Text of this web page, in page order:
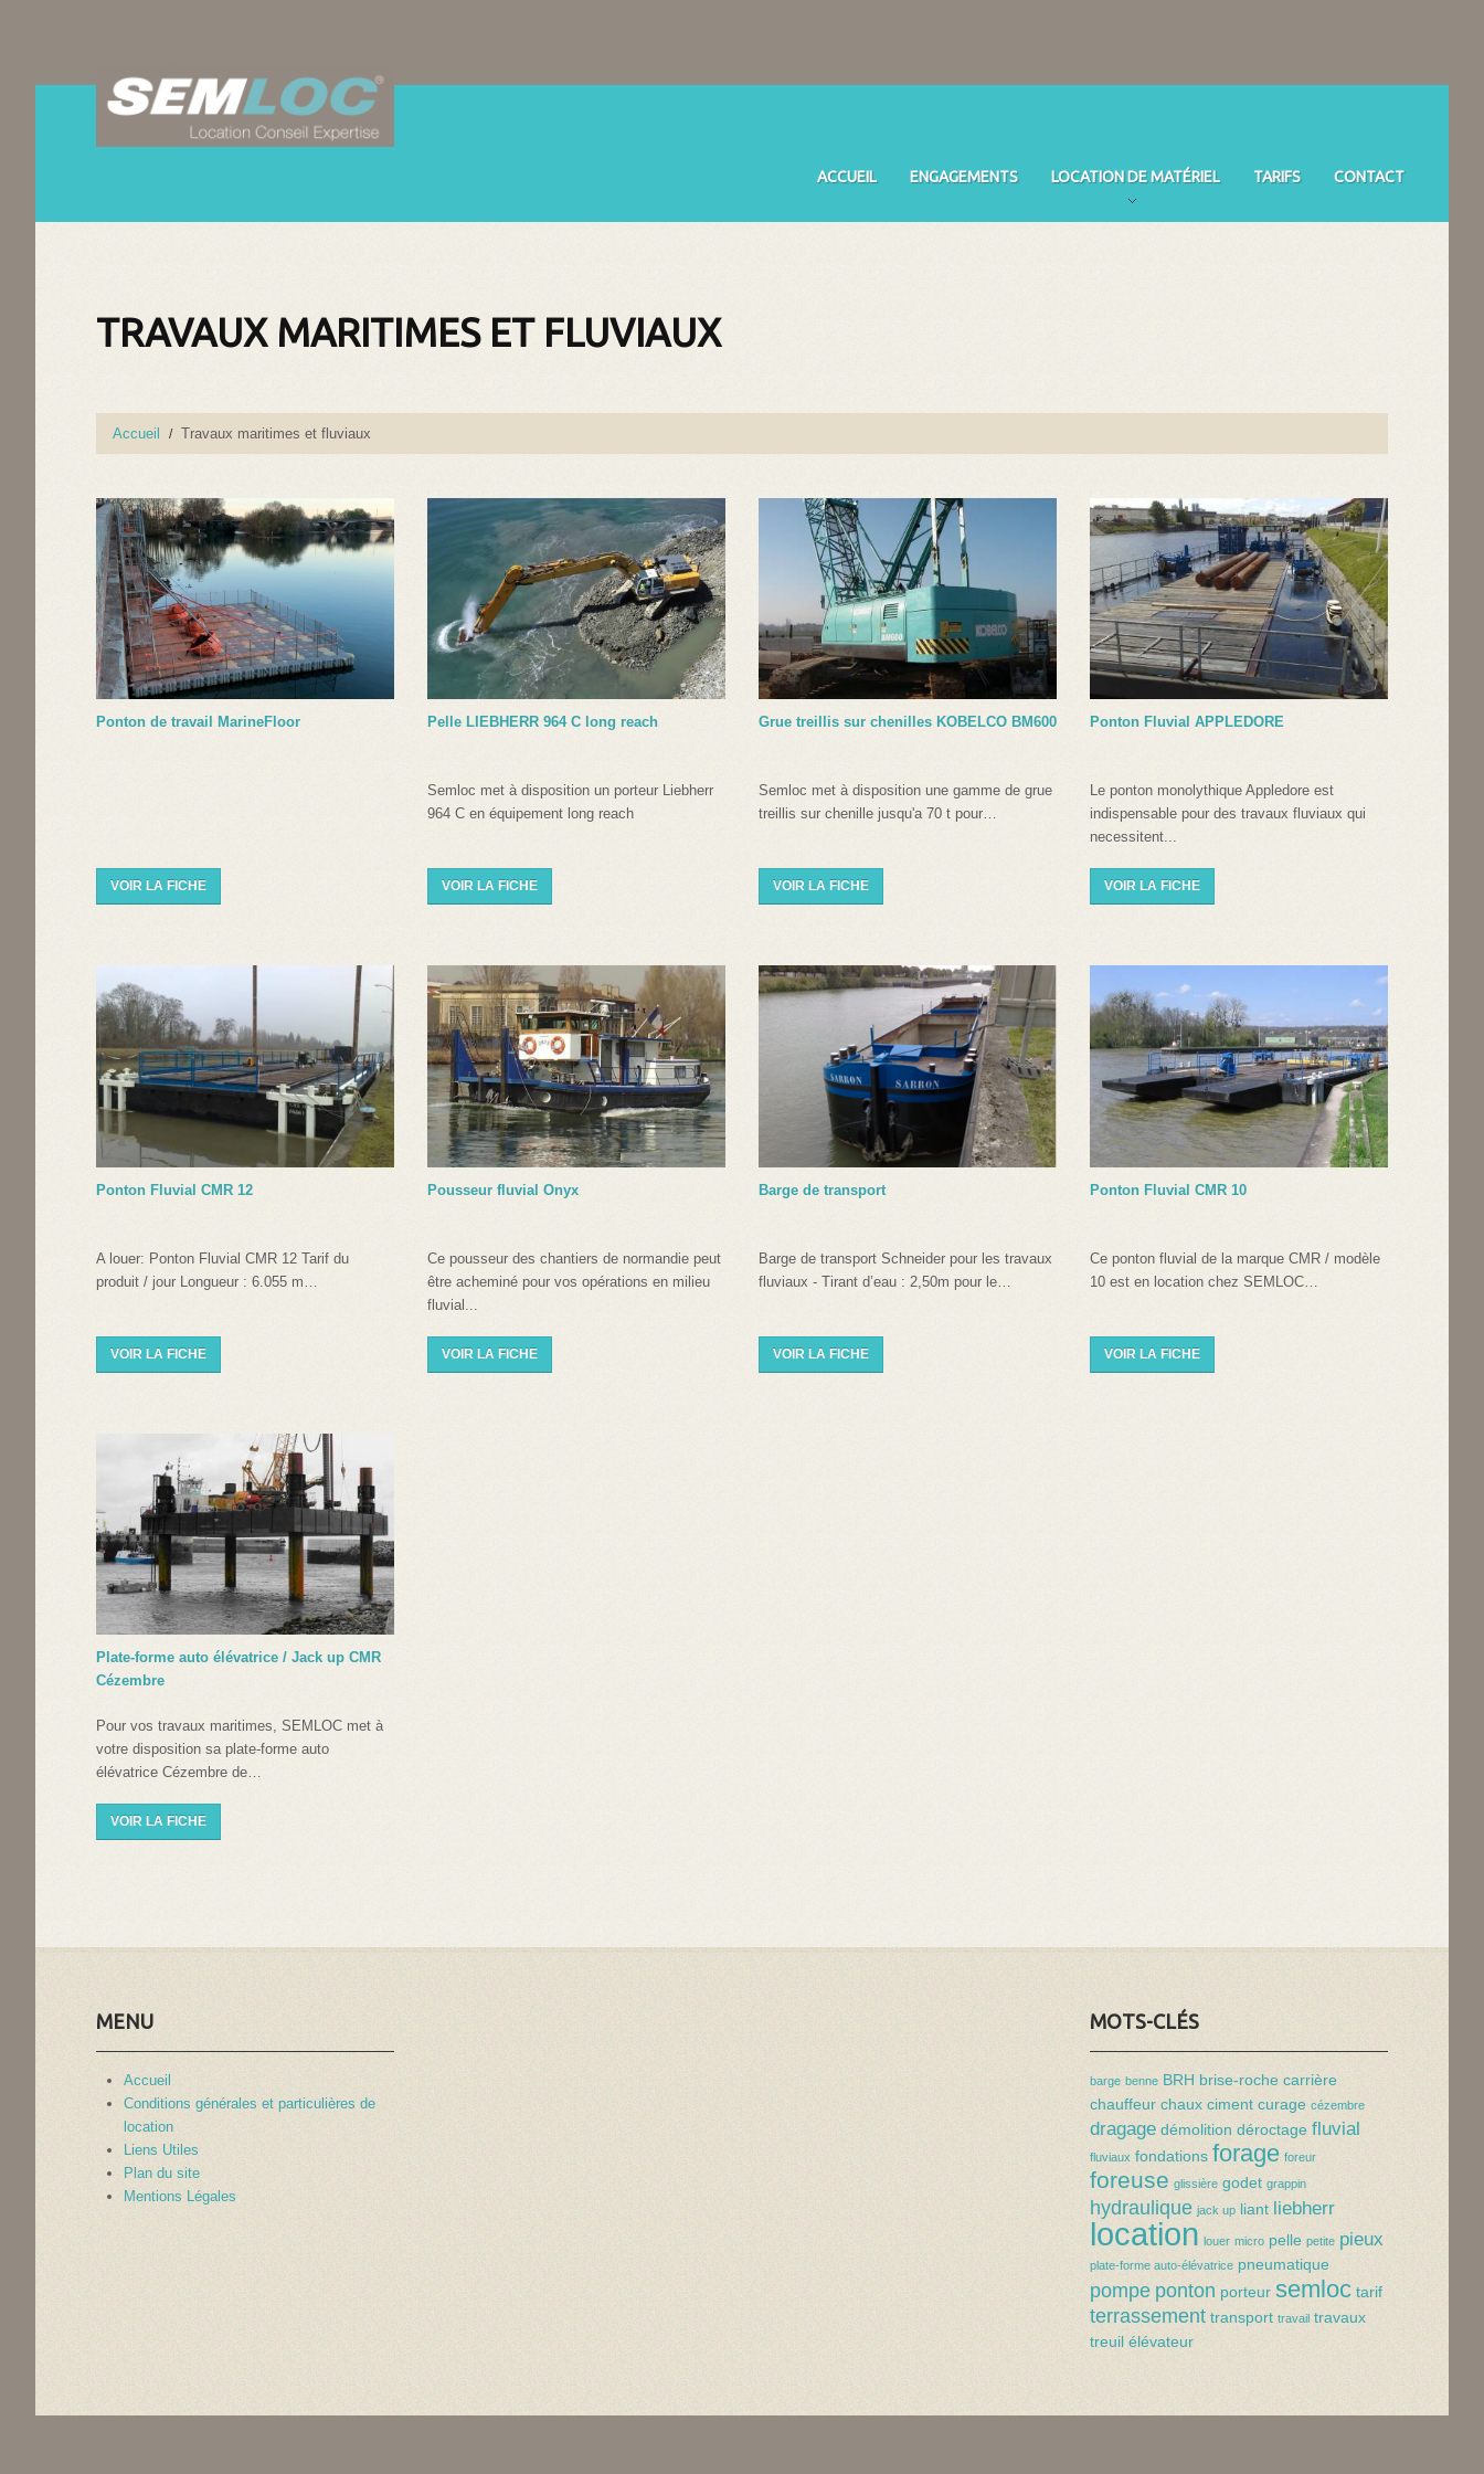
ACCUEIL ENGAGEMENTS LOCATION DE MATÉRIEL TARIFS CONTACT
TRAVAUX MARITIMES ET FLUVIAUX
Accueil Travaux maritimes et fluviaux
Ponton de travail MarineFloor
VOIR LA FICHE
Pelle LIEBHERR 964 C long reach
Semloc met à disposition un porteur Liebherr
964 C en équipement long reach
VOIR LA FICHE
Grue treillis sur chenilles KOBELCO BM600
Semloc met à disposition une gamme de grue
treillis sur chenille jusqu'a 70 t pour…
VOIR LA FICHE
Ponton Fluvial APPLEDORE
Le ponton monolythique Appledore est
indispensable pour des travaux fluviaux qui
necessitent...
VOIR LA FICHE
Ponton Fluvial CMR 12
A louer: Ponton Fluvial CMR 12 Tarif du
produit / jour Longueur : 6.055 m…
VOIR LA FICHE
Pousseur fluvial Onyx
Ce pousseur des chantiers de normandie peut
être acheminé pour vos opérations en milieu
fluvial...
VOIR LA FICHE
Barge de transport
Barge de transport Schneider pour les travaux
fluviaux - Tirant d’eau : 2,50m pour le…
VOIR LA FICHE
Ponton Fluvial CMR 10
Ce ponton fluvial de la marque CMR / modèle
10 est en location chez SEMLOC…
VOIR LA FICHE
Plate-forme auto élévatrice / Jack up CMR
Cézembre
Pour vos travaux maritimes, SEMLOC met à
votre disposition sa plate-forme auto
élévatrice Cézembre de…
VOIR LA FICHE
MENU
Accueil
Conditions générales et particulières de
location
Liens Utiles
Plan du site
Mentions Légales
MOTS-CLÉS
barge benne BRH brise-roche carrière
chauffeur chaux ciment curage cézembre
dragage démolition déroctage fluvial
fluviaux fondations forage foreur
foreuse glissière godet grappin
hydraulique jack up liant liebherr
location louer micro pelle petite pieux
plate-forme auto-élévatrice pneumatique
pompe ponton porteur semloc tarif
terrassement transport travail travaux
treuil élévateur